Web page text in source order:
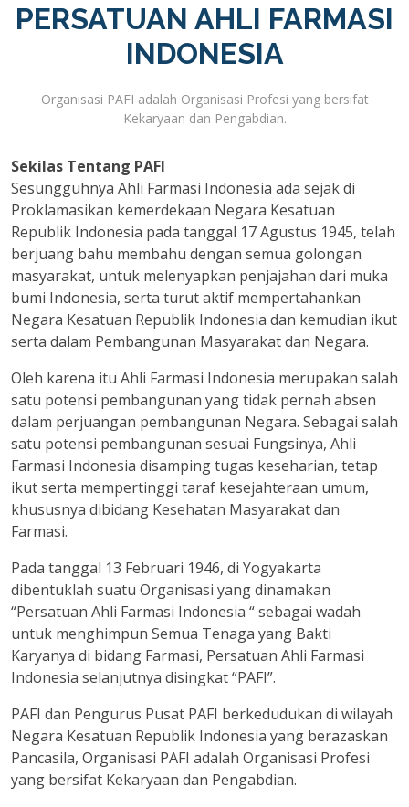
PERSATUAN AHLI FARMASI
INDONESIA
Organisasi PAFI adalah Organisasi Profesi yang bersifat
Kekaryaan dan Pengabdian.
Sekilas Tentang PAFI
Sesungguhnya Ahli Farmasi Indonesia ada sejak di
Proklamasikan kemerdekaan Negara Kesatuan
Republik Indonesia pada tanggal 17 Agustus 1945, telah
berjuang bahu membahu dengan semua golongan
masyarakat, untuk melenyapkan penjajahan dari muka
bumi Indonesia, serta turut aktif mempertahankan
Negara Kesatuan Republik Indonesia dan kemudian ikut
serta dalam Pembangunan Masyarakat dan Negara.
Oleh karena itu Ahli Farmasi Indonesia merupakan salah
satu potensi pembangunan yang tidak pernah absen
dalam perjuangan pembangunan Negara. Sebagai salah
satu potensi pembangunan sesuai Fungsinya, Ahli
Farmasi Indonesia disamping tugas keseharian, tetap
ikut serta mempertinggi taraf kesejahteraan umum,
khususnya dibidang Kesehatan Masyarakat dan
Farmasi.
Pada tanggal 13 Februari 1946, di Yogyakarta
dibentuklah suatu Organisasi yang dinamakan
“Persatuan Ahli Farmasi Indonesia “ sebagai wadah
untuk menghimpun Semua Tenaga yang Bakti
Karyanya di bidang Farmasi, Persatuan Ahli Farmasi
Indonesia selanjutnya disingkat “PAFI”.
PAFI dan Pengurus Pusat PAFI berkedudukan di wilayah
Negara Kesatuan Republik Indonesia yang berazaskan
Pancasila, Organisasi PAFI adalah Organisasi Profesi
yang bersifat Kekaryaan dan Pengabdian.